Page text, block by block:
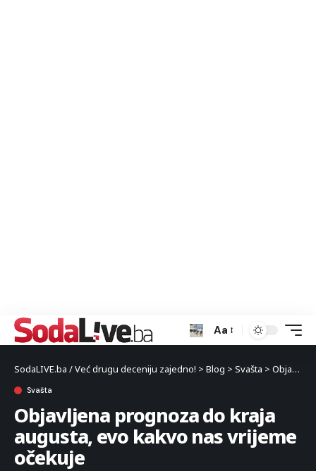
Aa
SodaLIVE.ba / Već drugu deceniju zajedno! > Blog > Svašta > Objavljena prognoza do kraja augusta, evo kakvo nas vrijeme očekuje
Svašta
Objavljena prognoza do kraja
augusta, evo kakvo nas vrijeme
očekuje